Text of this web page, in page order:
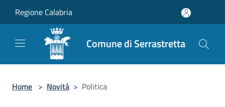
Regione Calabria
Comune di Serrastretta
Home > Novità > Politica